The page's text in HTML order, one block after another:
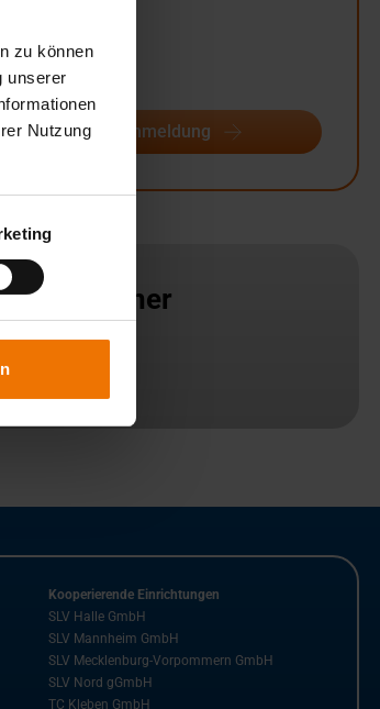
zu können
unserer
Nutzung
Termine & Anmeldung
bb.de
Kooperierende Einrichtungen
SLV Halle GmbH
SLV Mannheim GmbH
SLV Mecklenburg-Vorpommern GmbH
SLV Nord gGmbH
TC Kleben GmbH